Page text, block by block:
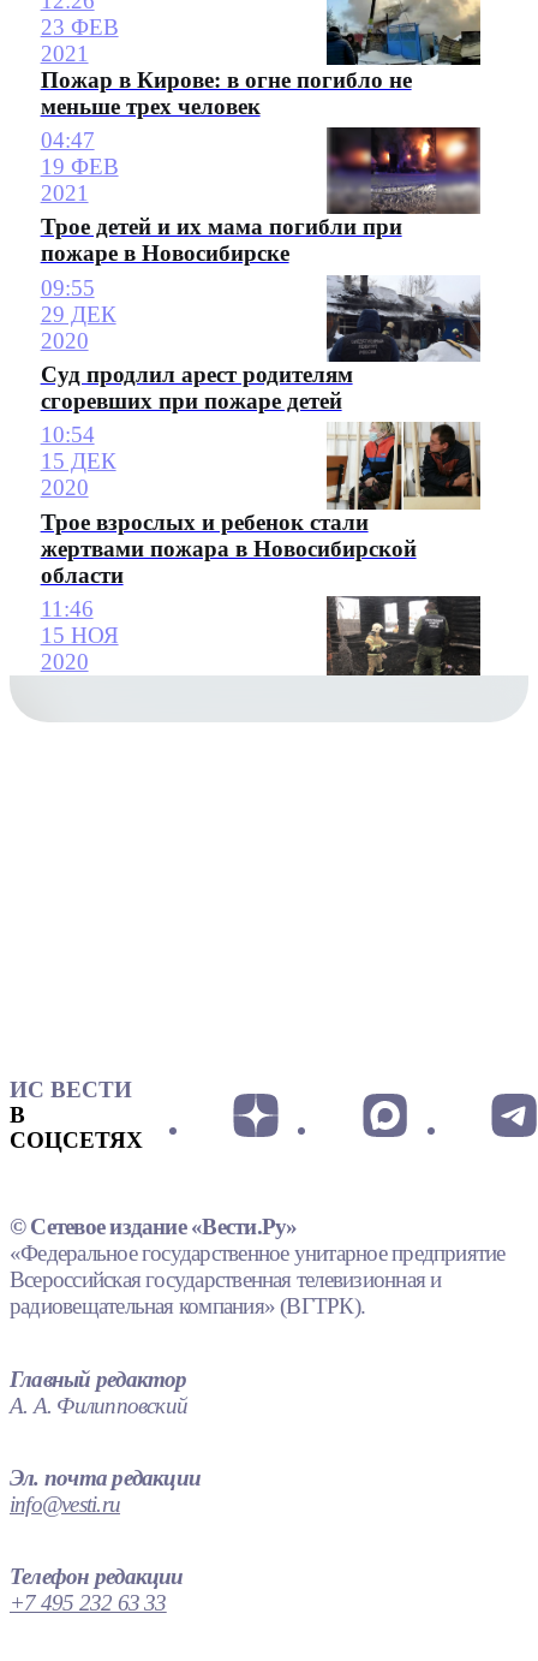
23 ФЕВ
2021
Пожар в Кирове: в огне погибло не
меньше трех человек
04:47
19 ФЕВ
2021
Трое детей и их мама погибли при
пожаре в Новосибирске
09:55
29 ДЕК
2020
Суд продлил арест родителям
сгоревших при пожаре детей
10:54
15 ДЕК
2020
Трое взрослых и ребенок стали
жертвами пожара в Новосибирской
области
11:46
15 НОЯ
2020
ИС ВЕСТИ
В
СОЦСЕТЯХ
© Сетевое издание «Вести.Ру»
«Федеральное государственное унитарное предприятие
Всероссийская государственная телевизионная и
радиовещательная компания» (ВГТРК).
Главный редактор
А. А. Филипповский
Эл. почта редакции
info@vesti.ru
Телефон редакции
+7 495 232 63 33